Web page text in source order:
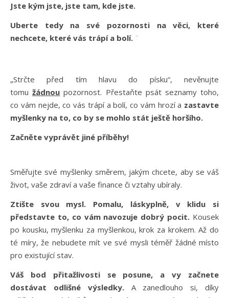
Jste kým jste, jste tam, kde jste.
Uberte tedy na své pozornosti na věci, které
nechcete, které vás trápí a bolí. ¨
„Strčte před tím hlavu do písku“, nevěnujte
tomužádnou pozornost. Přestaňte psát seznamy toho,
co vám nejde, co vás trápí a bolí, co vám hrozí a zastavte
myšlenky na to, co by se mohlo stát ještě horšího.
Začněte vyprávět jiné příběhy!
Směřujte své myšlenky směrem, jakým chcete, aby se váš
život, vaše zdraví a vaše finance či vztahy ubíraly.
Ztište svou mysl. Pomalu, láskyplně, v klidu si
představte to, co vám navozuje dobrý pocit. Kousek
po kousku, myšlenku za myšlenkou, krok za krokem. Až do
té míry, že nebudete mít ve své mysli téměř žádné místo
pro existující stav.
Váš bod přitažlivosti se posune, a vy začnete
dostávat odlišné výsledky. A zanedlouho si, díky